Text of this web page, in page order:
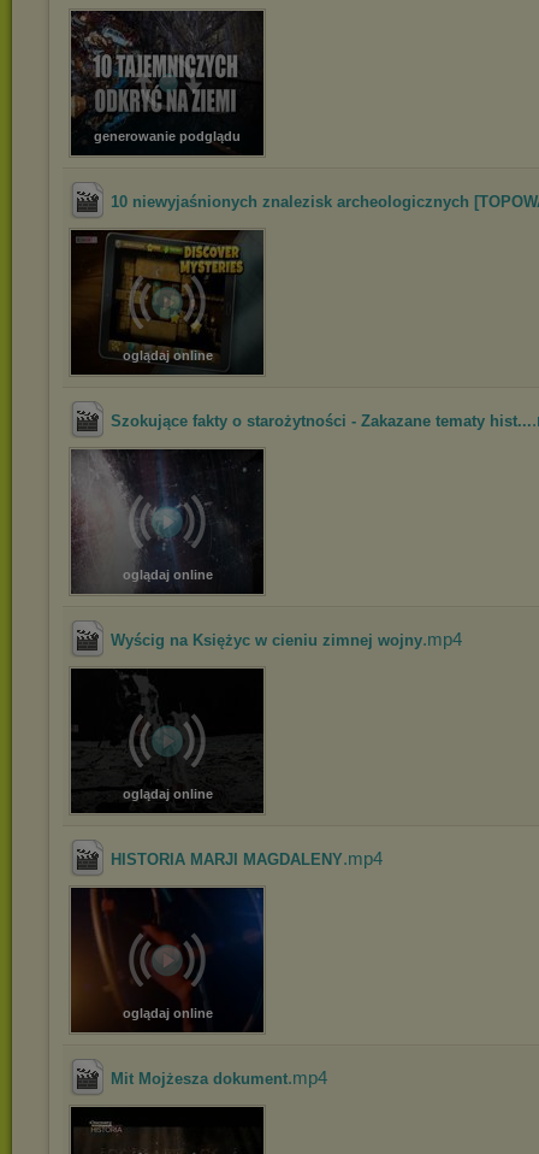
generowanie podglądu
10 niewyjaśnionych znalezisk archeologicznych
oglądaj online
Szokujące fakty o starożytności - Zakazane tematy hist...
oglądaj online
Wyścig na Księżyc w cieniu zimnej wojny.mp4
oglądaj online
HISTORIA MARJI MAGDALENY.mp4
oglądaj online
Mit Mojżesza dokument.mp4